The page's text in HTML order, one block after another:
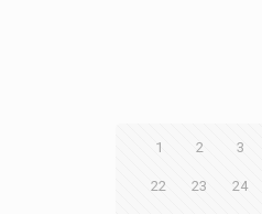
1 2 3
22 23 24